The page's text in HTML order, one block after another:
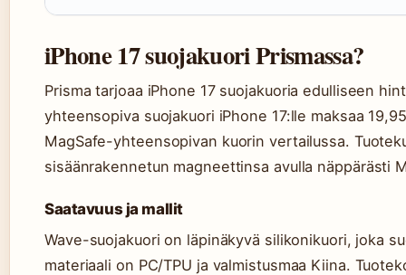
iPhone 17 suojakuori Prismassa?
Prisma tarjoaa iPhone 17 suojakuoria edulliseen
yhteensopiva suojakuori iPhone 17:lle maksaa
MagSafe-yhteensopivan kuorin vertailussa.
sisäänrakennetun magneettinsa avulla näppärästi
Saatavuus ja mallit
Wave-suojakuori on läpinäkyvä silikonikuori, joka
materiaali on PC/TPU ja valmistusmaa Kiina.